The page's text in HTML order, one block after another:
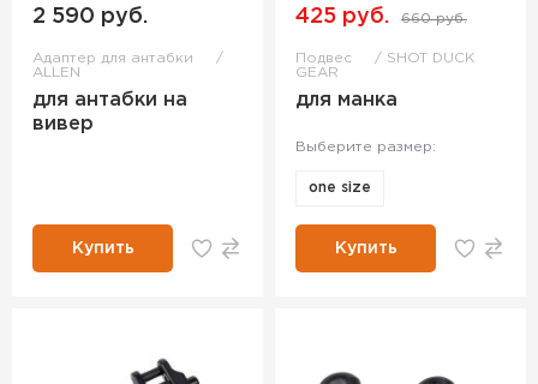
2 590 руб.
Адаптер для антабки
ALLEN
для антабки на
вивер
Купить
425 руб. 660 руб.
Подвес
SHOT DUCK
GEAR
для манка
Выберите размер:
one size
Купить